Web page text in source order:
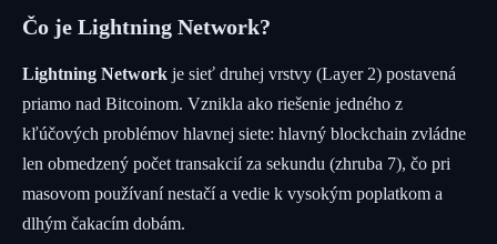
Čo je Lightning Network?
Lightning Network je sieť druhej vrstvy (Layer 2) postavená
priamo nad Bitcoinom. Vznikla ako riešenie jedného z
kľúčových problémov hlavnej siete: hlavný blockchain zvládne
len obmedzený počet transakcií za sekundu (zhruba 7), čo pri
masovom používaní nestačí a vedie k vysokým poplatkom a
dlhým čakacím dobám.